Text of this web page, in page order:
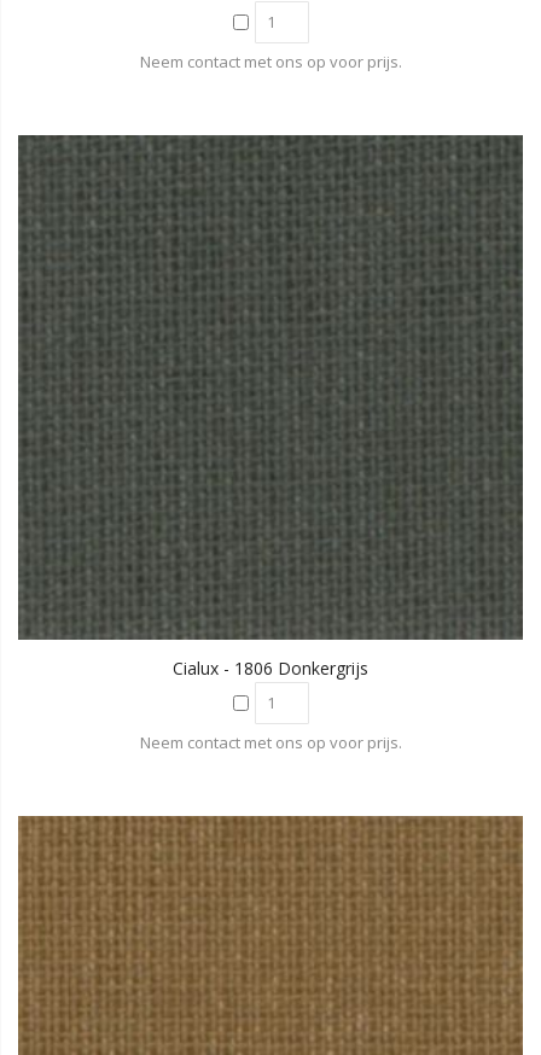
Neem contact met ons op voor prijs.
Cialux - 1806 Donkergrijs
Neem contact met ons op voor prijs.